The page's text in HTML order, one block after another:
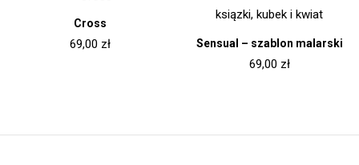
Cross
69,00 zł Sensual – szablon malarski
69,00 zł